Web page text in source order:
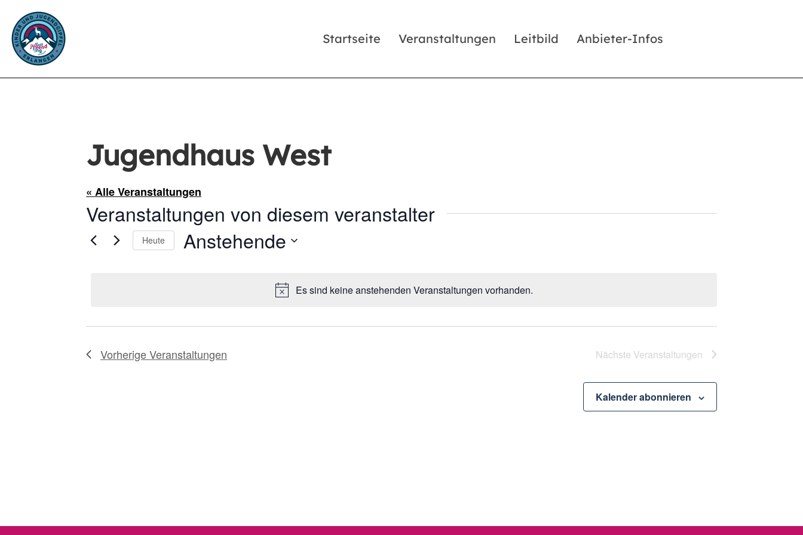
Startseite Veranstaltungen Leitbild Anbieter-Infos
Jugendhaus West
« Alle Veranstaltungen
Veranstaltungen von diesem veranstalter
Hinweis
Es sind keine anstehenden Veranstaltungen vorhanden.
Heute Anstehende
VorherigeVeranstaltungen Nächste Veranstaltungen
Kalender abonnieren